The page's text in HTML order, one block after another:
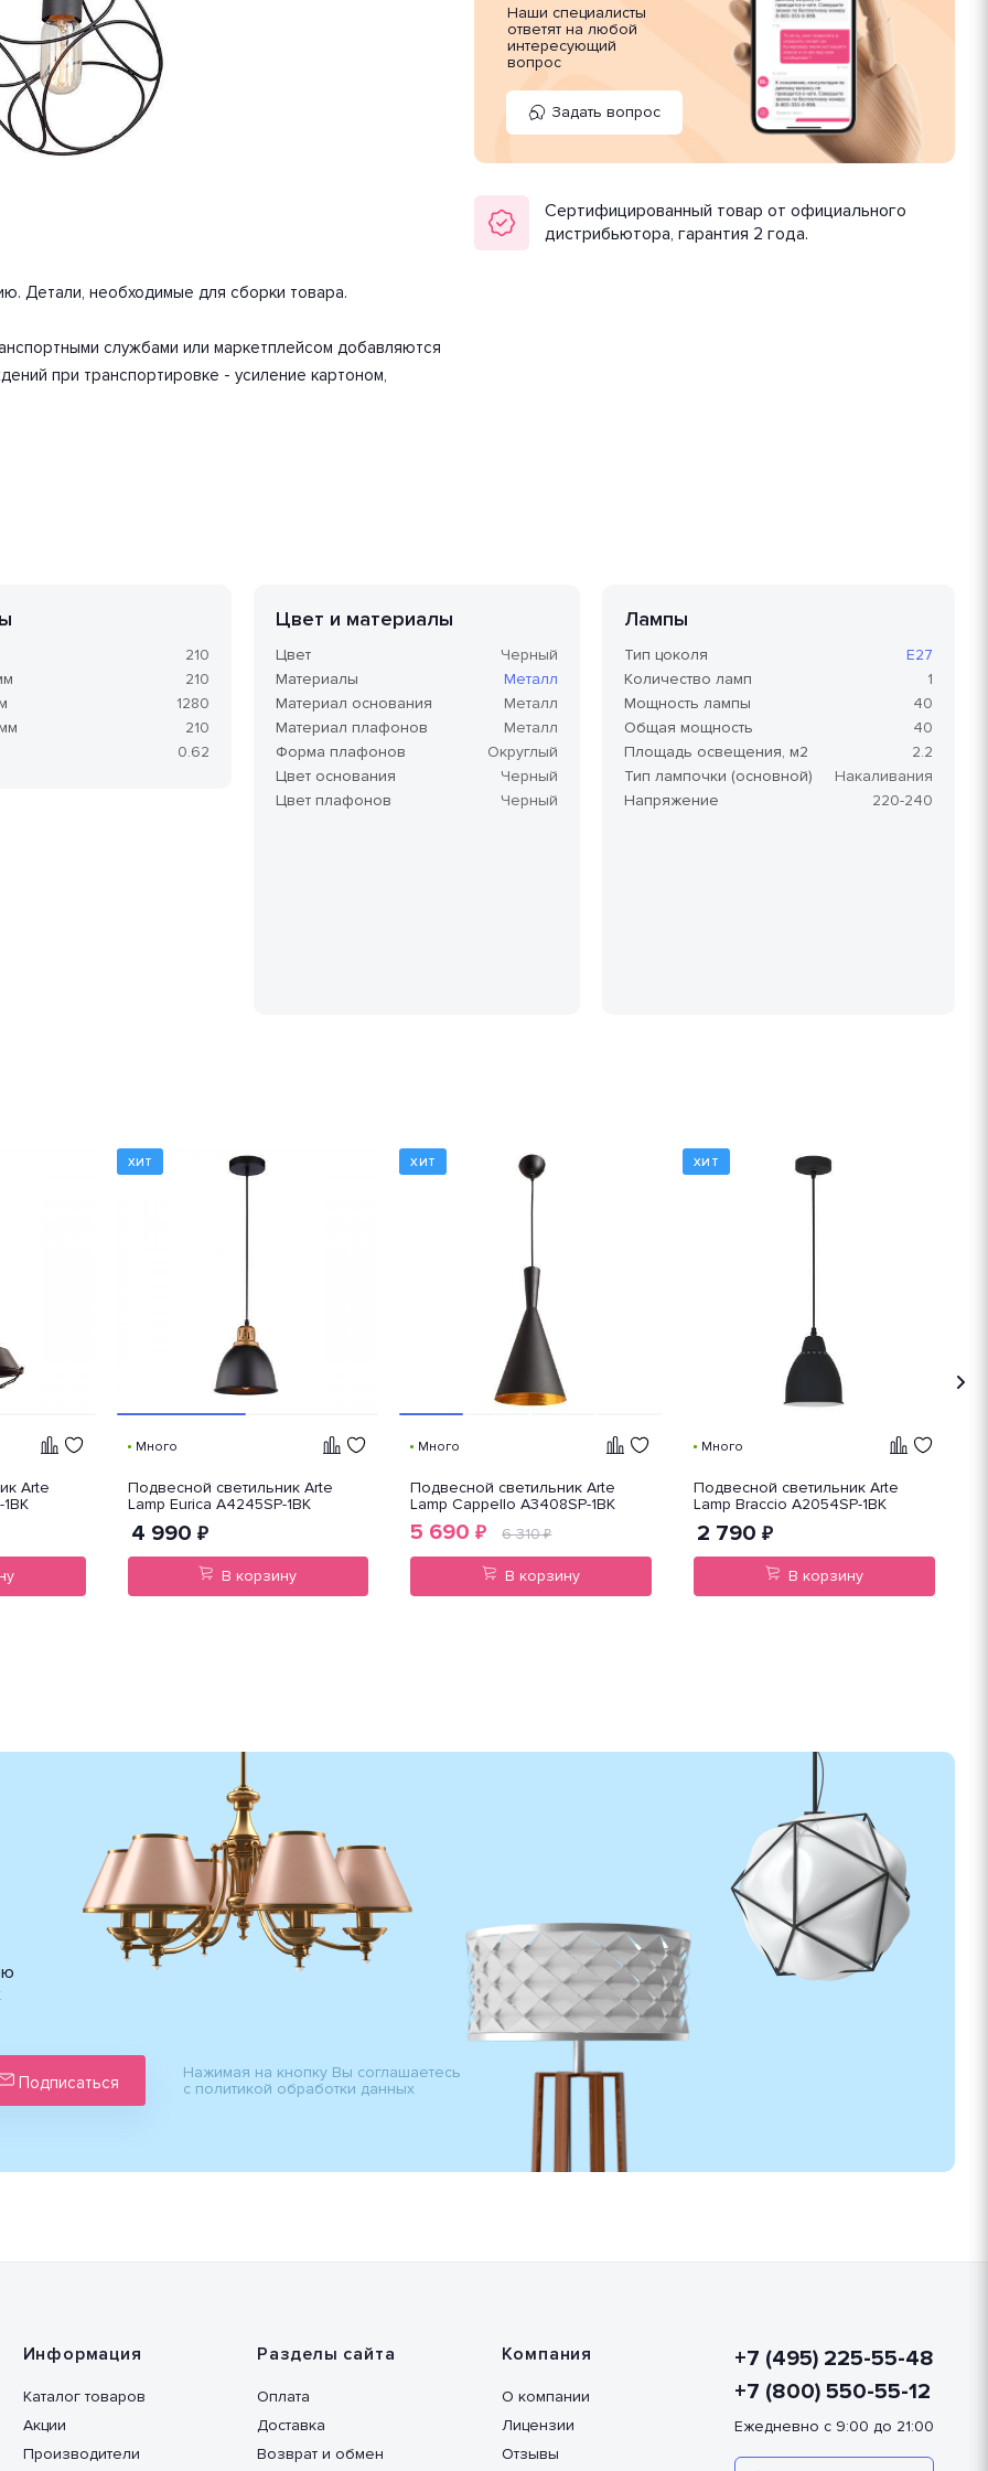
округлый. Направление плафонов вниз. Цоколь
одной лампы составляет 40 Вт. Общая мощность 40 Вт.
на товар 5 лет.
Вес товара 0.62 кг.
Детали, необходимые для сборки товара.
службами или маркетплейсом добавляются
при транспортировке - усиление картоном,
Наши специалисты
ответят на любой
интересующий
вопрос
Задать вопрос
Сертифицированный товар от официального
дистрибьютора, гарантия 2 года.
210
210
1280
210
0.62
Цвет и материалы
Цвет
Черный
Материалы
Металл
Материал основания
Металл
Материал плафонов
Металл
Форма плафонов
Округлый
Цвет основания
Черный
Цвет плафонов
Черный
Лампы
Тип цоколя
E27
Количество ламп
1
Мощность лампы
40
Общая мощность
40
Площадь освещения, м2
2.2
Тип лампочки (основной)
Накаливания
Напряжение
220-240
Arte
ХИТ
Много
Подвесной светильник Arte
Lamp Eurica A4245SP-1BK
4 990 ₽
В корзину
ХИТ
Много
Подвесной светильник Arte
Lamp Cappello A3408SP-1BK
5 690 ₽ 6 310₽
В корзину
ХИТ
Много
Подвесной светильник Arte
Lamp Braccio A2054SP-1BK
2 790 ₽
В корзину
Подписаться
Нажимая на кнопку Вы соглашаетесь
с политикой обработки данных
Информация
Каталог товаров
Акции
Производители
Разделы сайта
Оплата
Доставка
Возврат и обмен
Компания
О компании
Лицензии
Отзывы
+7 (495) 225-55-48
+7 (800) 550-55-12
Ежедневно с 9:00 до 21:00